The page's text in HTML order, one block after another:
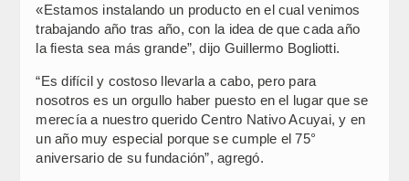
«Estamos instalando un producto en el cual venimos
trabajando año tras año, con la idea de que cada año
la fiesta sea más grande”, dijo Guillermo Bogliotti.
“Es difícil y costoso llevarla a cabo, pero para
nosotros es un orgullo haber puesto en el lugar que se
merecía a nuestro querido Centro Nativo Acuyai, y en
un año muy especial porque se cumple el 75°
aniversario de su fundación”, agregó.